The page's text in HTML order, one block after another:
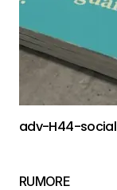
adv-H44-social
RUMORE